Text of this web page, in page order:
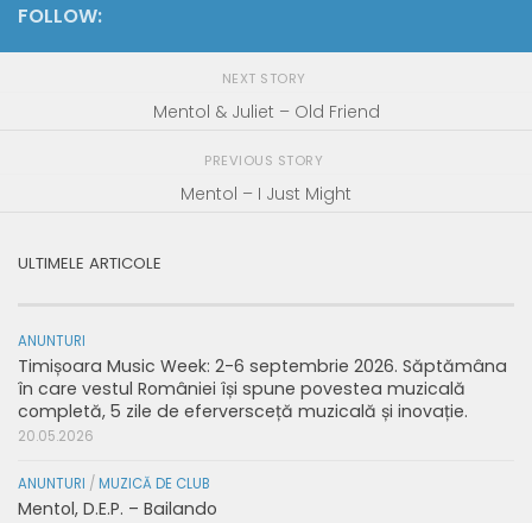
FOLLOW:
NEXT STORY
Mentol & Juliet – Old Friend
PREVIOUS STORY
Mentol – I Just Might
ULTIMELE ARTICOLE
ANUNTURI
Timișoara Music Week: 2-6 septembrie 2026. Săptămâna
în care vestul României își spune povestea muzicală
completă, 5 zile de eferversceță muzicală și inovație.
20.05.2026
ANUNTURI / MUZICĂ DE CLUB
Mentol, D.E.P. – Bailando